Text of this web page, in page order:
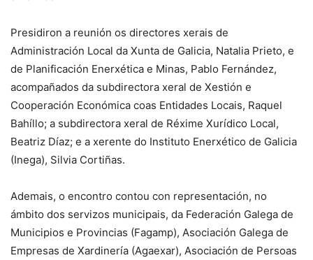
Presidiron a reunión os directores xerais de
Administración Local da Xunta de Galicia, Natalia Prieto, e
de Planificación Enerxética e Minas, Pablo Fernández,
acompañados da subdirectora xeral de Xestión e
Cooperación Económica coas Entidades Locais, Raquel
Bahíllo; a subdirectora xeral de Réxime Xurídico Local,
Beatriz Díaz; e a xerente do Instituto Enerxético de Galicia
(Inega), Silvia Cortiñas.
Ademais, o encontro contou con representación, no
ámbito dos servizos municipais, da Federación Galega de
Municipios e Provincias (Fagamp), Asociación Galega de
Empresas de Xardinería (Agaexar), Asociación de Persoas